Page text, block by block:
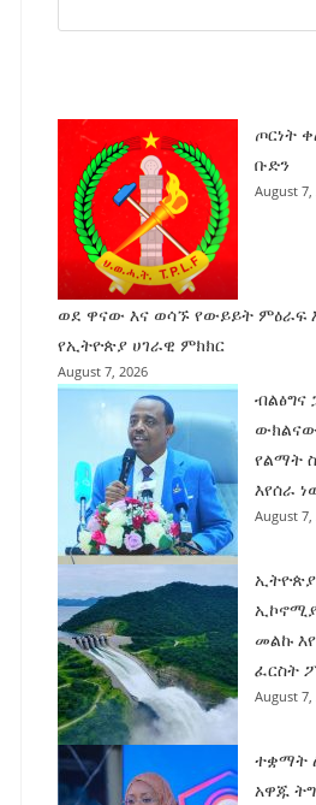
ጦርነት
ቡድን
August 7,
ወደ ዋናው እና ወሳኙ የውይይት ምዕራፍ
የኢትዮጵያ ሀገራዊ ምክክር
August 7, 2026
ብልፅግና
የልማት
እየሰራ
August 7,
መልኩ
ፈርስት
August 7,
ተቋማት
አዋጁ